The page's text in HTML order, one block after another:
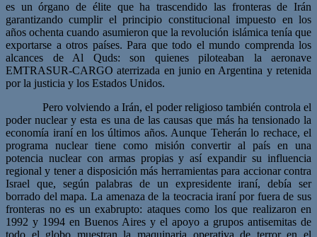
es un órgano de élite que ha trascendido las fronteras de Irán
garantizando cumplir el principio constitucional impuesto en los
años ochenta cuando asumieron que la revolución islámica tenía que
exportarse a otros países. Para que todo el mundo comprenda los
alcances de Al Quds: son quienes piloteaban la aeronave
EMTRASUR-CARGO aterrizada en junio en Argentina y retenida
por la justicia y los Estados Unidos.
Pero volviendo a Irán, el poder religioso también controla el
poder nuclear y esta es una de las causas que más ha tensionado la
economía iraní en los últimos años. Aunque Teherán lo rechace, el
programa nuclear tiene como misión convertir al país en una
potencia nuclear con armas propias y así expandir su influencia
regional y tener a disposición más herramientas para accionar contra
Israel que, según palabras de un expresidente iraní, debía ser
borrado del mapa. La amenaza de la teocracia iraní por fuera de sus
fronteras no es un exabrupto: ataques como los que realizaron en
1992 y 1994 en Buenos Aires y el apoyo a grupos antisemitas de
todo el globo muestran la maquinaria operativa de terror en el